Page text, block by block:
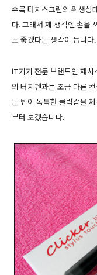
수록 터치스크린의 위생상
다. 그래서 제 생각엔 손을
도 좋겠다는 생각이 듭니다.
IT기기 전문 브랜드인 재
의 터치펜과는 조금 다른
는 팁이 독특한 클릭감을
부터 보겠습니다.